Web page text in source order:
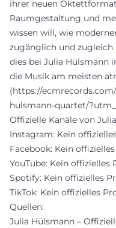
ihrer neuen
Raumgestaltung und
wissen will, wie
zugänglich und zugleich
dies bei Julia Hülsmann
die Musik am meisten
(https://
hulsmann-quartet/
Offizielle Kanäle von
Instagram: Kein
Facebook: Kein
YouTube: Kein offizielles
Spotify: Kein offizielles
TikTok: Kein offizielles
Quellen:
Julia Hülsmann –